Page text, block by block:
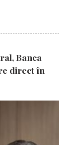
Banca
direct în